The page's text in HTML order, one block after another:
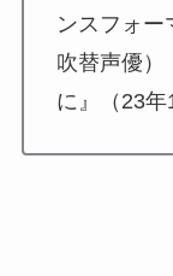
ンスフォー
吹替声優）
に』（23年